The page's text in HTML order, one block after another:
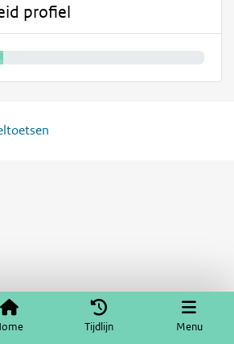
Tijdlijn Menu
profiel